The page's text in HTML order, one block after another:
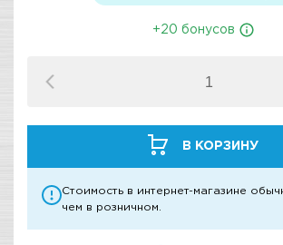
+20 бонусов
В КОРЗИНУ
Стоимость в интернет-магазине
чем в розничном.